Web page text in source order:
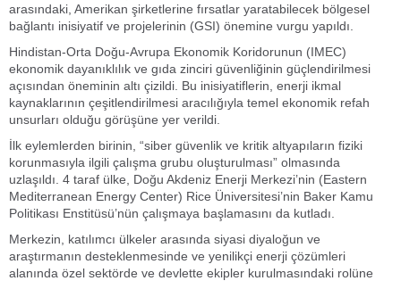
arasındaki, Amerikan şirketlerine fırsatlar yaratabilecek bölgesel
bağlantı inisiyatif ve projelerinin (GSI) önemine vurgu yapıldı.
Hindistan-Orta Doğu-Avrupa Ekonomik Koridorunun (IMEC)
ekonomik dayanıklılık ve gıda zinciri güvenliğinin güçlendirilmesi
açısından öneminin altı çizildi. Bu inisiyatiflerin, enerji ikmal
kaynaklarının çeşitlendirilmesi aracılığıyla temel ekonomik refah
unsurları olduğu görüşüne yer verildi.
İlk eylemlerden birinin, “siber güvenlik ve kritik altyapıların fiziki
korunmasıyla ilgili çalışma grubu oluşturulması” olmasında
uzlaşıldı. 4 taraf ülke, Doğu Akdeniz Enerji Merkezi’nin (Eastern
Mediterranean Energy Center) Rice Üniversitesi’nin Baker Kamu
Politikası Enstitüsü’nün çalışmaya başlamasını da kutladı.
Merkezin, katılımcı ülkeler arasında siyasi diyaloğun ve
araştırmanın desteklenmesinde ve yenilikçi enerji çözümleri
alanında özel sektörde ve devlette ekipler kurulmasındaki rolüne